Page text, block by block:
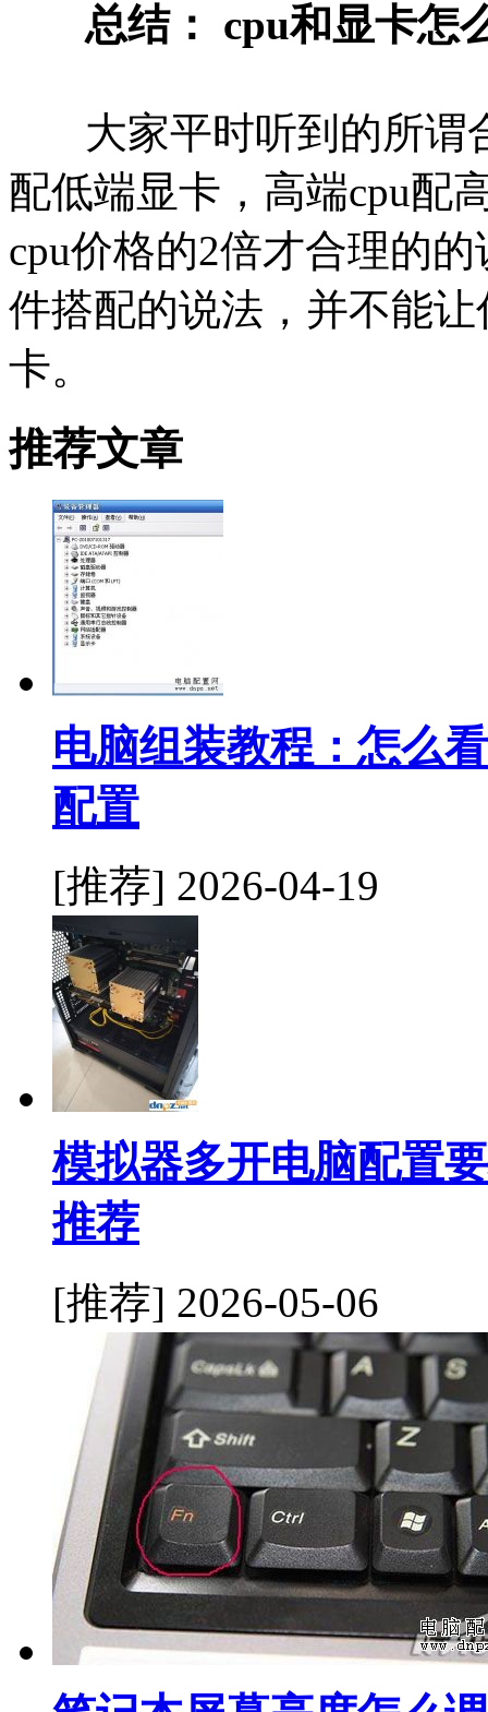
总结： cpu和显卡怎
大家平时听到的所谓
配低端显卡，高端cpu配
cpu价格的2倍才合理的
件搭配的说法，并不能
卡。
推荐文章
电脑组装教程：怎么
配置
[推荐] 2026-04-19
模拟器多开电脑配置
推荐
[推荐] 2026-05-06